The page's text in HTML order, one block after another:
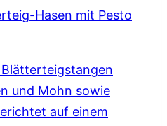
Hasen mit Pesto